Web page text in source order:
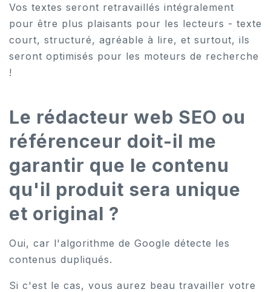
Vos textes seront retravaillés intégralement
pour être plus plaisants pour les lecteurs - texte
court, structuré, agréable à lire, et surtout, ils
seront optimisés pour les moteurs de recherche
!
Le rédacteur web SEO ou
référenceur doit-il me
garantir que le contenu
qu'il produit sera unique
et original ?
Oui, car l'algorithme de Google détecte les
contenus dupliqués.
Si c'est le cas, vous aurez beau travailler votre